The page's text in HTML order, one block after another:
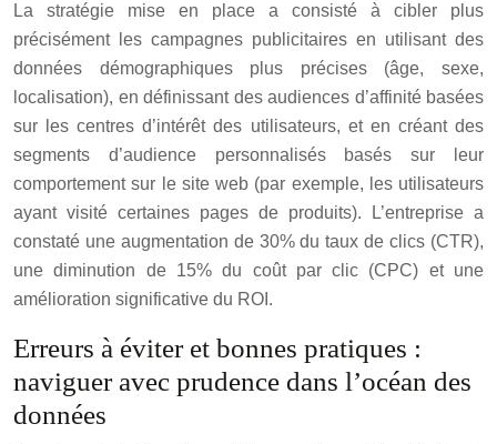
La stratégie mise en place a consisté à cibler plus
précisément les campagnes publicitaires en utilisant des
données démographiques plus précises (âge, sexe,
localisation), en définissant des audiences d’affinité basées
sur les centres d’intérêt des utilisateurs, et en créant des
segments d’audience personnalisés basés sur leur
comportement sur le site web (par exemple, les utilisateurs
ayant visité certaines pages de produits). L’entreprise a
constaté une augmentation de 30% du taux de clics (CTR),
une diminution de 15% du coût par clic (CPC) et une
amélioration significative du ROI.
Erreurs à éviter et bonnes pratiques :
naviguer avec prudence dans l’océan des
données